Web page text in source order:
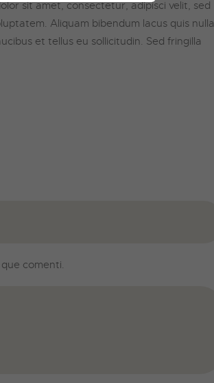
sit amet, consectetur, adipisci velit, sed
Aliquam bibendum lacus quis nulla
et tellus eu sollicitudin. Sed fringilla
comenti.